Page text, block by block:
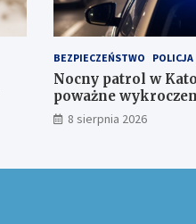
BEZPIECZEŃSTWO POLICJA
Nocny patrol w
poważne
8 sierpnia 2026